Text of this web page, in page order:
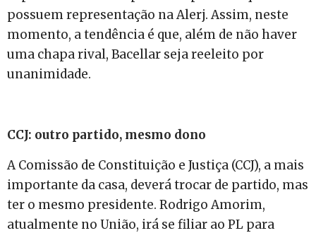
possuem representação na Alerj. Assim, neste
momento, a tendência é que, além de não haver
uma chapa rival, Bacellar seja reeleito por
unanimidade.
CCJ: outro partido, mesmo dono
A Comissão de Constituição e Justiça (CCJ), a mais
importante da casa, deverá trocar de partido, mas
ter o mesmo presidente. Rodrigo Amorim,
atualmente no União, irá se filiar ao PL para